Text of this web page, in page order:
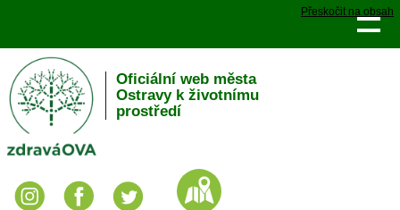
Přeskočit na obsah
Oficiální web města
Ostravy k životnímu
prostředí